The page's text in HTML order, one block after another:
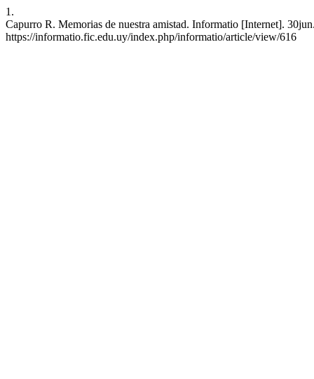
1.
Capurro R. Memorias de nuestra amistad. Informatio [Internet].
https://informatio.fic.edu.uy/index.php/informatio/article/view/616